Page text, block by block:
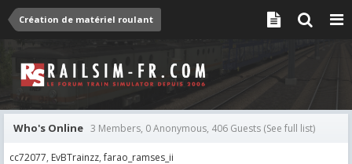
Création de matériel roulant
Who's Online 3 Members, 0 Anonymous, 406 Guests (See full list)
cc72077 EvBTrainzz farao_ramses_ii